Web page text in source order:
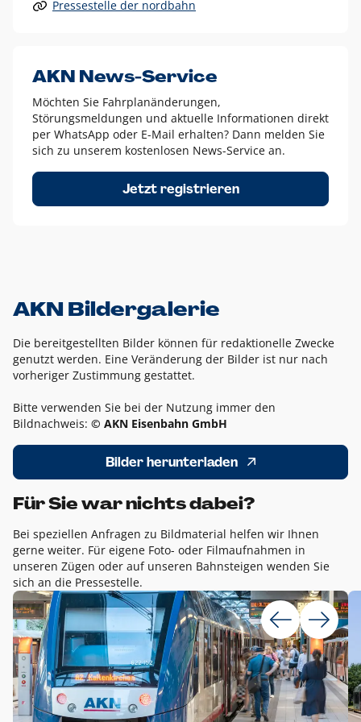
Alle anderen Logo-Varianten dürfen nur in Ausnahmefällen
Diese Ausnahmen sind zum Beispiel:
dem AKN Blau,
weißes Logo auf Fotohintergründen,
schwarzes Logo für reine Schwarz-Weiß-Umsetzungen
Um das Logo herum muss ein Schutzraum von jeweils einer
Höhe bzw. Breite des N aus AKN in alle Richtungen
Pressestelle der nordbahn
AKN News-Service
Möchten Sie Fahrplanänderungen,
Störungsmeldungen und aktuelle Informationen direkt
per WhatsApp oder E-Mail erhalten? Dann melden Sie
sich zu unserem kostenlosen News-Service an.
Jetzt registrieren
AKN Bildergalerie
Die bereitgestellten Bilder können für redaktionelle Zwecke
genutzt werden. Eine Veränderung der Bilder ist nur nach
vorheriger Zustimmung gestattet.
Bitte verwenden Sie bei der Nutzung immer den
Bildnachweis: © AKN Eisenbahn GmbH
Bilder herunterladen
Für Sie war nichts dabei?
Bei speziellen Anfragen zu Bildmaterial helfen wir Ihnen
gerne weiter. Für eigene Foto- oder Filmaufnahmen in
unseren Zügen oder auf unseren Bahnsteigen wenden Sie
sich an die Pressestelle.